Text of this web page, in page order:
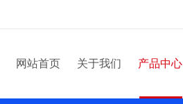
网站首页 关于我们 产品中心